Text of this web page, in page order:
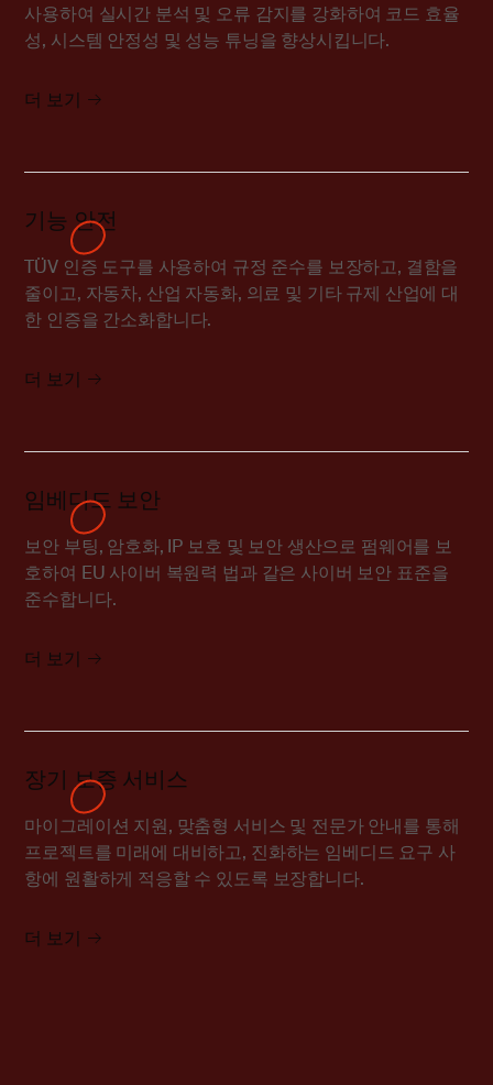
사용하여 실시간 분석 및 오류 감지를 강화하여 코드 효율
성, 시스템 안정성 및 성능 튜닝을 향상시킵니다.
더 보기
기능 안전
TÜV 인증 도구를 사용하여 규정 준수를 보장하고, 결함을
줄이고, 자동차, 산업 자동화, 의료 및 기타 규제 산업에 대
한 인증을 간소화합니다.
더 보기
임베디드 보안
보안 부팅, 암호화, IP 보호 및 보안 생산으로 펌웨어를 보
호하여 EU 사이버 복원력 법과 같은 사이버 보안 표준을
준수합니다.
더 보기
장기 보증 서비스
마이그레이션 지원, 맞춤형 서비스 및 전문가 안내를 통해
프로젝트를 미래에 대비하고, 진화하는 임베디드 요구 사
항에 원활하게 적응할 수 있도록 보장합니다.
더 보기